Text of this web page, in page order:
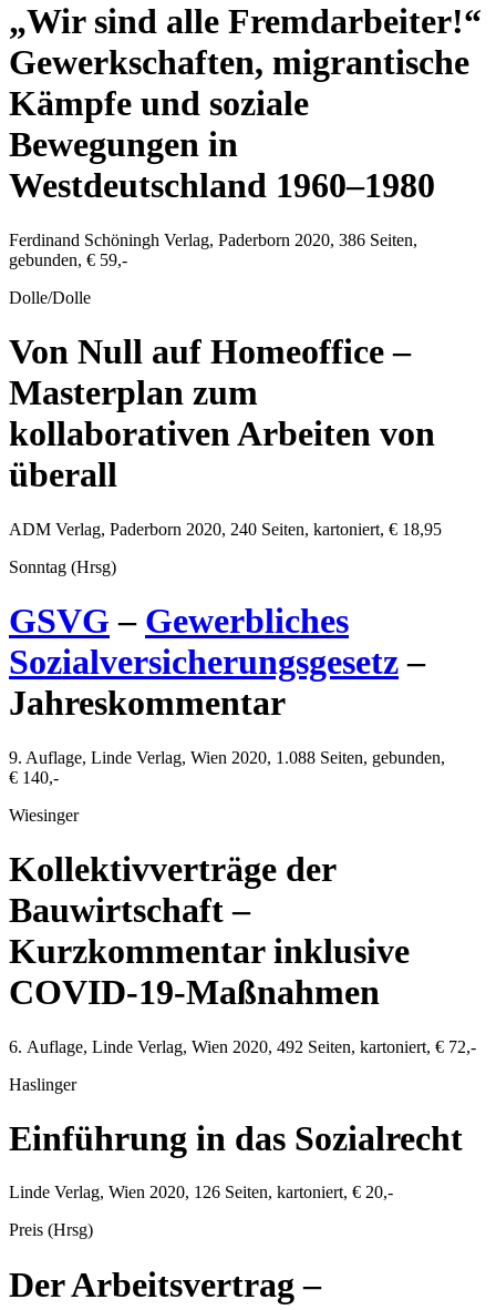
„Wir sind alle Fremdarbeiter!“
Gewerkschaften, migrantische
Kämpfe und soziale
Bewegungen in
Westdeutschland 1960–1980
Ferdinand Schöningh Verlag, Paderborn 2020, 386 Seiten,
gebunden, € 59,-
Dolle/Dolle
Von Null auf Homeoffice –
Masterplan zum
kollaborativen Arbeiten von
überall
ADM Verlag, Paderborn 2020, 240 Seiten, kartoniert, € 18,95
Sonntag (Hrsg)
GSVG – Gewerbliches
Sozialversicherungsgesetz–
Jahreskommentar
9. Auflage, Linde Verlag, Wien 2020, 1.088 Seiten, gebunden,
€ 140,-
Wiesinger
Kollektivverträge der
Bauwirtschaft –
Kurzkommentar inklusive
COVID-19-Maßnahmen
6. Auflage, Linde Verlag, Wien 2020, 492 Seiten, kartoniert, € 72,-
Haslinger
Einführung in das Sozialrecht
Linde Verlag, Wien 2020, 126 Seiten, kartoniert, € 20,-
Preis (Hrsg)
Der Arbeitsvertrag –